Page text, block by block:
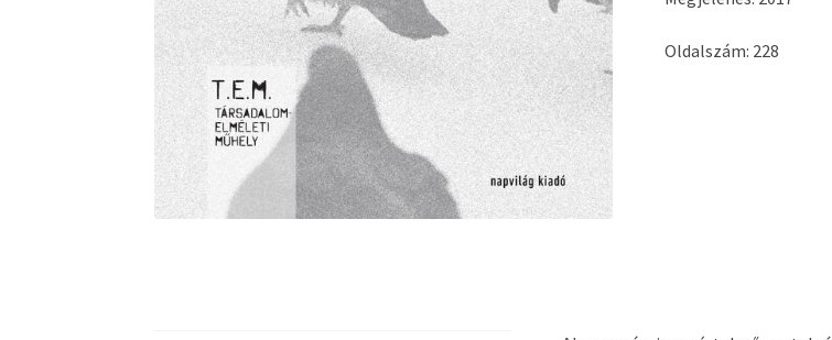
Oldalszám: 228